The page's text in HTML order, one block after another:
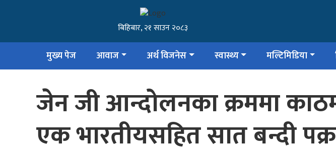
बिहिबार, २१ साउन २०८३
मुख्य पेज आवाज अर्थ विजनेस स्वास्थ्य मल्टिमिडिया
जेन जी आन्दोलनका क्रममा
एक भारतीयसहित सात बन्दी